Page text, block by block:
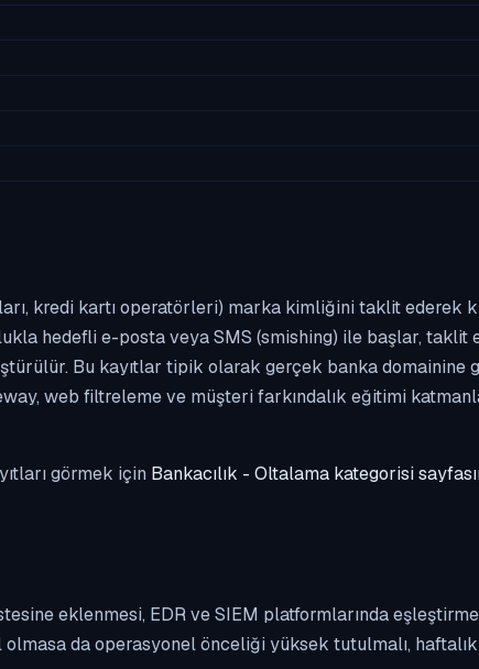
kredi kartı operatörleri) marka kimliğini taklit ederek
hedefli e-posta veya SMS (smishing) ile başlar,
Bu kayıtlar tipik olarak gerçek banka domainine
web filtreleme ve müşteri farkındalık eğitimi
görmek için Bankacılık - Oltalama kategorisi
eklenmesi, EDR ve SIEM platformlarında eşleştirme
da operasyonel önceliği yüksek tutulmalı,